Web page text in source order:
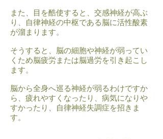
また、目を酷使すると、交感神経が高ぶ
り、自律神経の中枢である脳に活性酸素
が溜まります。
そうすると、脳の細胞や神経が弱ってい
くため脳疲労または脳過労を引き起こし
ます。
脳から全身へ巡る神経が弱るわけですか
ら、疲れやすくなったり、病気になりや
すかったり、自律神経失調症を招きま
す。